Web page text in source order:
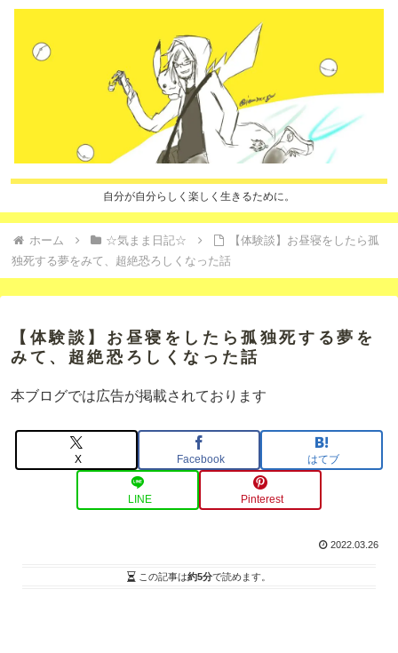
自分が自分らしく楽しく生きるために。
ホーム ☆気まま日記☆
【体験談】お昼寝をしたら孤
独死する夢をみて、超絶恐ろしくなった話
【体験談】お昼寝をしたら孤独死する夢を
みて、超絶恐ろしくなった話
本ブログでは広告が掲載されております
X Facebook はてブ
LINE Pinterest
2022.03.26
この記事は約5分で読めます。